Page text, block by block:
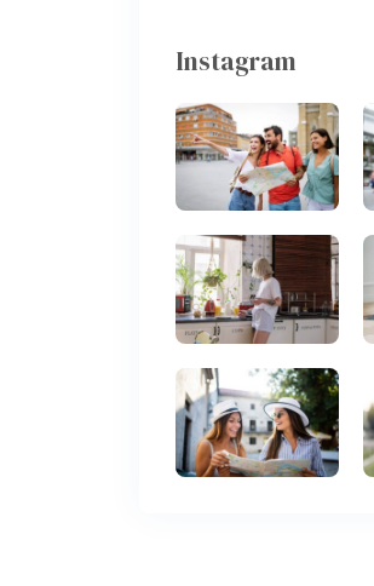
Instagram